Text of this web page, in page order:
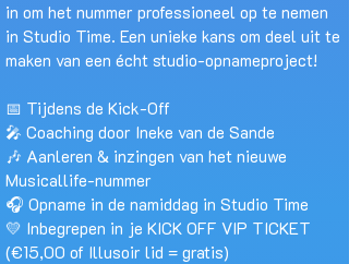
in om het nummer professioneel op te nemen
in Studio Time. Een unieke kans om deel uit te
maken van een écht studio-opnameproject!
📅 Tijdens de Kick-Off
🎤 Coaching door Ineke van de Sande
🎶 Aanleren & inzingen van het nieuwe
Musicallife-nummer
🎧 Opname in de namiddag in Studio Time
💛 Inbegrepen in je KICK OFF VIP TICKET
(€15,00 of Illusoir lid = gratis)